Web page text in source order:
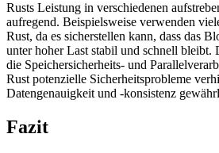
Rusts Leistung in verschiedenen
aufregend. Beispielsweise verwenden
Rust, da es sicherstellen kann, dass das
unter hoher Last stabil und schnell bleibt.
die Speichersicherheits- und
Rust potenzielle Sicherheitsprobleme
Datengenauigkeit und -konsistenz
Fazit